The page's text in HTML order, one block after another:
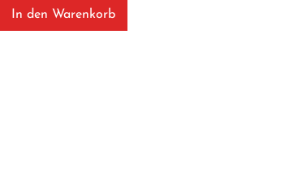
In den Warenkorb